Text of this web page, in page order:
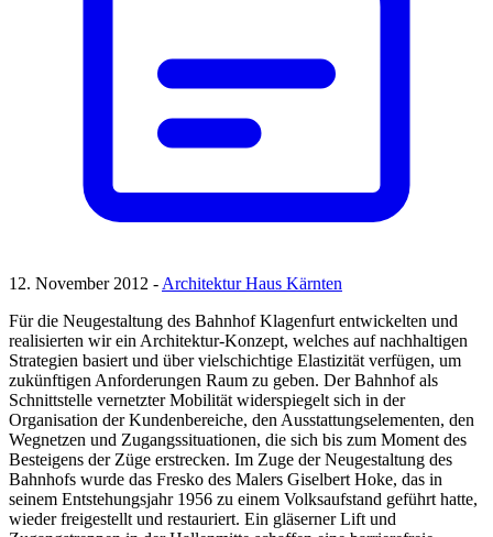
12. November 2012 -Architektur Haus Kärnten
Für die Neugestaltung des Bahnhof Klagenfurt entwickelten und
realisierten wir ein Architektur-Konzept, welches auf nachhaltigen
Strategien basiert und über vielschichtige Elastizität verfügen, um
zukünftigen Anforderungen Raum zu geben. Der Bahnhof als
Schnittstelle vernetzter Mobilität widerspiegelt sich in der
Organisation der Kundenbereiche, den Ausstattungselementen, den
Wegnetzen und Zugangssituationen, die sich bis zum Moment des
Besteigens der Züge erstrecken. Im Zuge der Neugestaltung des
Bahnhofs wurde das Fresko des Malers Giselbert Hoke, das in
seinem Entstehungsjahr 1956 zu einem Volksaufstand geführt hatte,
wieder freigestellt und restauriert. Ein gläserner Lift und